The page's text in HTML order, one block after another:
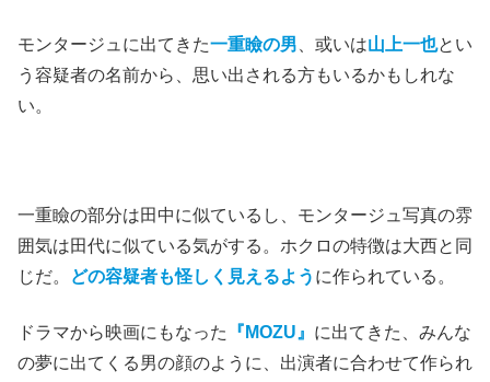
モンタージュに出てきた一重瞼の男 、或いは山上一也とい
う容疑者の名前から、思い出される方もいるかもしれな
い。
一重瞼の部分は田中に似ているし、モンタージュ写真の雰
囲気は田代に似ている気がする。ホクロの特徴は大西と同
じだ。
どの容疑者も怪しく見えるよう に作られている。
ドラマから映画にもなった 『MOZU』 に出てきた、みんな
の夢に出てくる男の顔のように、出演者に合わせて作られ